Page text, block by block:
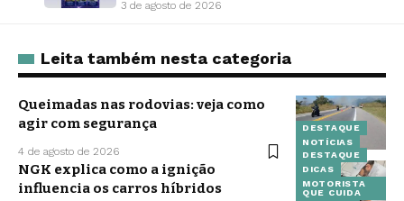
3 de agosto de 2026
Leita também nesta categoria
DESTAQUE
NOTÍCIAS
Queimadas nas rodovias: veja como
agir com segurança
4 de agosto de 2026
DESTAQUE
DICAS
MOTORISTA
QUE CUIDA
NGK explica como a ignição
influencia os carros híbridos